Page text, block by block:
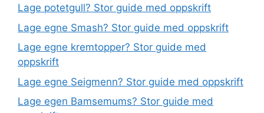
Lage potetgull? Stor guide med oppskrift
Lage egne Smash? Stor guide med oppskrift
Lage egne kremtopper? Stor guide med
oppskrift
Lage egne Seigmenn? Stor guide med oppskrift
Lage egen Bamsemums? Stor guide med